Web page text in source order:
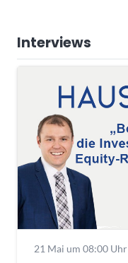
Interviews
21 Mai um 08:00 Uhr